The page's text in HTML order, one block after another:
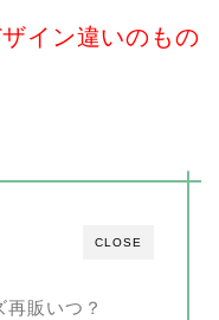
イン違いのもの
CLOSE
販いつ？